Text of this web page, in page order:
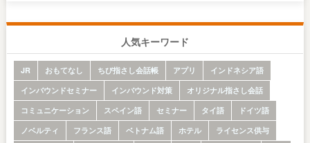
人気キーワード
JR おもてなし ちび指さし会話帳 アプリ
インドネシア語
インバウンドセミナー
インバウンド対策
オリジナル指さし会話
コミュニケーション
スペイン語 セミナー タイ語
ドイツ語
ノベルティ
フランス語 ベトナム語 ホテル
ライセンス供与